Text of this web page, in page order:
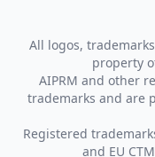
All logos,
property
AIPRM and other
trademarks and are
Registered
and EU